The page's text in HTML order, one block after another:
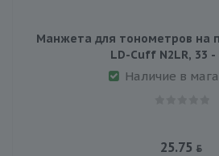
Манжета для тонометров на
LD-Cuff N2LR, 33 -
Наличие в
25.75